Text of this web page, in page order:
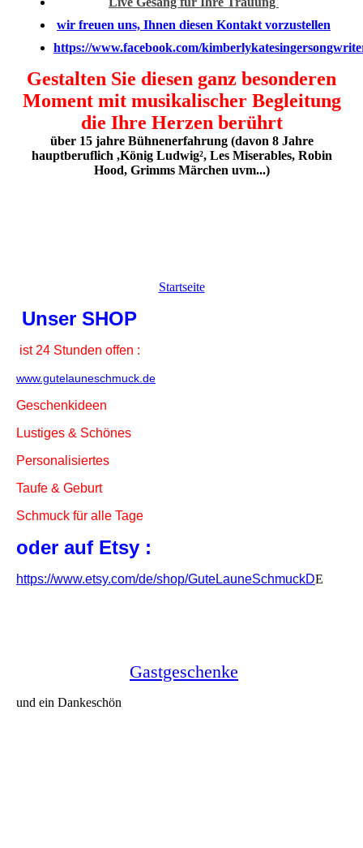
wir freuen uns, Ihnen diesen Kontakt vorzustellen
https://www.facebook.com/
Gestalten Sie diesen ganz besonderen
Moment mit musikalischer Begleitung
die Ihre Herzen berührt
über 15 jahre Bühnenerfahrung (davon 8 Jahre
hauptberuflich ,König Ludwig², Les Miserables, Robin
Hood, Grimms Märchen uvm...)
Startseite
Unser SHOP
ist 24 Stunden offen :
www.gutelauneschmuck.de
Geschenkideen
Lustiges & Schönes
Personalisiertes
Taufe & Geburt
Schmuck für alle Tage
oder auf Etsy :
https://www.etsy.com/de/shop/GuteLauneSchmuckDE
Gastgeschenke
und ein Dankeschön